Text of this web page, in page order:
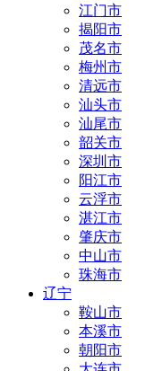
江门市
揭阳市
茂名市
梅州市
清远市
汕头市
汕尾市
韶关市
深圳市
阳江市
云浮市
湛江市
肇庆市
中山市
珠海市
辽宁
鞍山市
本溪市
朝阳市